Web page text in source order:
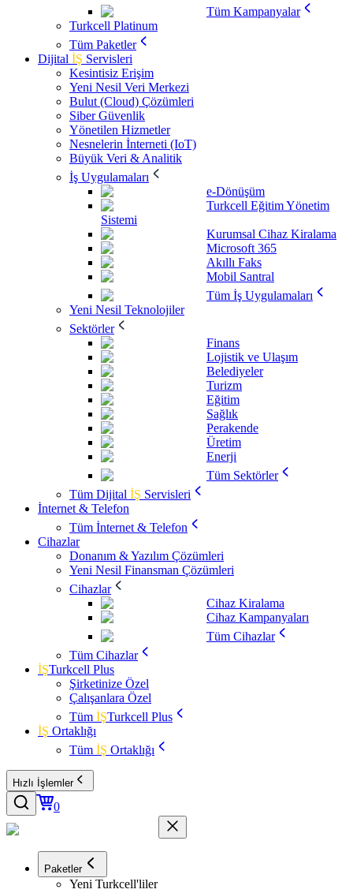
Tüm Kampanyalar
Turkcell Platinum
Tüm Paketler
Dijital İŞ Servisleri
Kesintisiz Erişim
Yeni Nesil Veri Merkezi
Bulut (Cloud) Çözümleri
Siber Güvenlik
Yönetilen Hizmetler
Nesnelerin İnterneti (IoT)
Büyük Veri & Analitik
İş Uygulamaları
e-Dönüşüm
Turkcell Eğitim Yönetim
Sistemi
Kurumsal Cihaz Kiralama
Microsoft 365
Akıllı Faks
Mobil Santral
Tüm İş Uygulamaları
Yeni Nesil Teknolojiler
Sektörler
Finans
Lojistik ve Ulaşım
Belediyeler
Turizm
Eğitim
Sağlık
Perakende
Üretim
Enerji
Tüm Sektörler
Tüm Dijital İŞ Servisleri
İnternet & Telefon
Tüm İnternet & Telefon
Cihazlar
Donanım & Yazılım Çözümleri
Yeni Nesil Finansman Çözümleri
Cihazlar
Cihaz Kiralama
Cihaz Kampanyaları
Tüm Cihazlar
Tüm Cihazlar
İŞTurkcell Plus
Şirketinize Özel
Çalışanlara Özel
Tüm İŞTurkcell Plus
İŞ Ortaklığı
Tüm İŞ Ortaklığı
Hızlı İşlemler
0
Paketler
Yeni Turkcell'liler